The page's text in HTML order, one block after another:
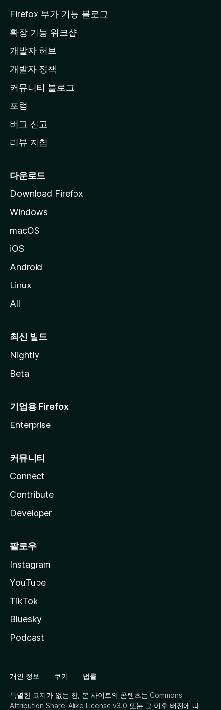
a
페
이
지
이
동
Firefox 부가 기능 블로그
확장 기능 워크샵
개발자 허브
개발자 정책
커뮤니티 블로그
포럼
버그 신고
리뷰 지침
다운로드
Download Firefox
Windows
macOS
iOS
Android
Linux
All
최신 빌드
Nightly
Beta
기업용 Firefox
Enterprise
커뮤니티
Connect
Contribute
Developer
팔로우
Instagram
YouTube
TikTok
Bluesky
Podcast
개인 정보 쿠키 법률
특별한 고지가 없는 한, 본 사이트의 콘텐츠는 Commons
Attribution Share-Alike License v3.0 또는 그 이후 버전에 따